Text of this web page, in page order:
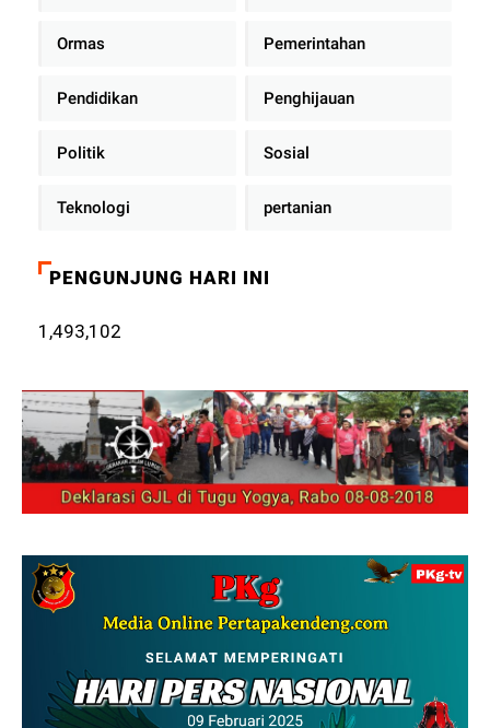
Ormas Pemerintahan
Pendidikan Penghijauan
Politik Sosial
Teknologi pertanian
PENGUNJUNG HARI INI
1,493,102